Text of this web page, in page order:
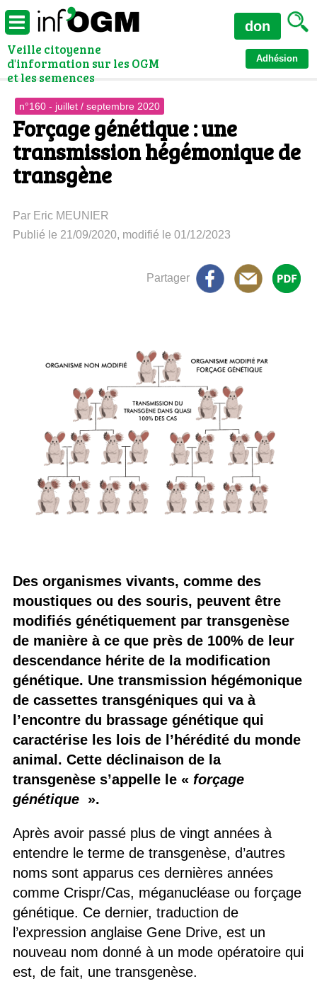
Veille citoyenne
d'information sur les OGM
et les semences
Adhésion
don
n°160 - juillet / septembre 2020
Forçage génétique : une
transmission hégémonique de
transgène
Par Eric MEUNIER
Publié le 21/09/2020, modifié le 01/12/2023
Partager
Des organismes vivants, comme des
moustiques ou des souris, peuvent être
modifiés génétiquement par transgenèse
de manière à ce que près de 100% de leur
descendance hérite de la modification
génétique. Une transmission hégémonique
de cassettes transgéniques qui va à
l’encontre du brassage génétique qui
caractérise les lois de l’hérédité du monde
animal. Cette déclinaison de la
transgenèse s’appelle le « forçage
génétique ».
Après avoir passé plus de vingt années à
entendre le terme de transgenèse, d’autres
noms sont apparus ces dernières années
comme Crispr/Cas, méganucléase ou forçage
génétique. Ce dernier, traduction de
l’expression anglaise Gene Drive, est un
nouveau nom donné à un mode opératoire qui
est, de fait, une transgenèse.